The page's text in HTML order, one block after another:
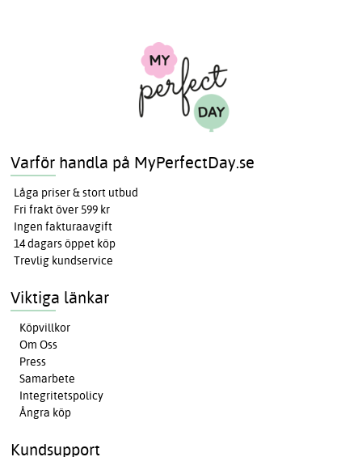
Varför handla på MyPerfectDay.se
Låga priser & stort utbud
Fri frakt över 599 kr
Ingen fakturaavgift
14 dagars öppet köp
Trevlig kundservice
Viktiga länkar
Köpvillkor
Om Oss
Press
Samarbete
Integritetspolicy
Ångra köp
Kundsupport